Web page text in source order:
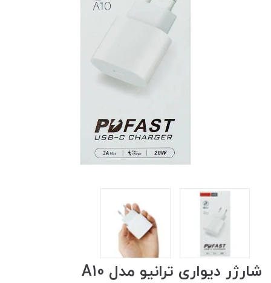
شارژر دیواری ترانیو مدل A10